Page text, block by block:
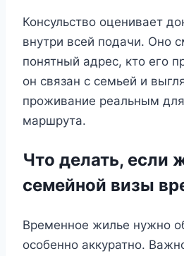
Консульство оценивает
внутри всей подачи. Оно
понятный адрес, кто его
он связан с семьей и
проживание реальным
маршрута.
Что делать, если
семейной визы
Временное жилье нужно
особенно аккуратно.